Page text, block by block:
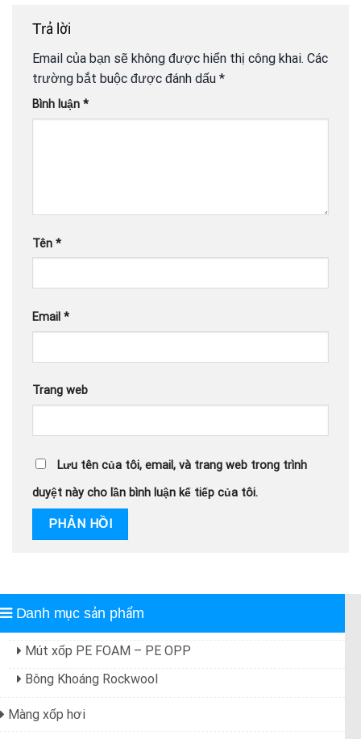
Danh mục sản phẩm
Mút xốp PE FOAM – PE OPP
Bông Khoáng Rockwool
Màng xốp hơi
Trả lời
Email của bạn sẽ không được hiển thị công khai. Các
trường bắt buộc được đánh dấu *
Bình luận *
Tên *
Email *
Trang web
Lưu tên của tôi, email, và trang web trong trình
duyệt này cho lần bình luận kế tiếp của tôi.